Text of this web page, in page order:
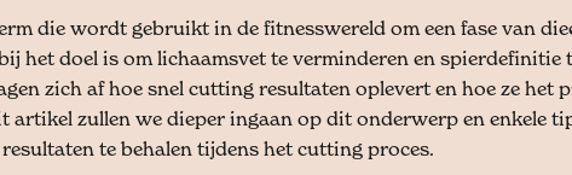
die wordt gebruikt in de fitnesswereld om een fase van
het doel is om lichaamsvet te verminderen en spierdefinitie
zich af hoe snel cutting resultaten oplevert en hoe ze het
artikel zullen we dieper ingaan op dit onderwerp en enkele
resultaten te behalen tijdens het cutting proces.